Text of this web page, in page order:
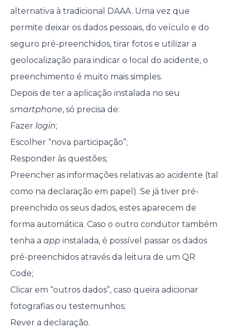
alternativa à tradicional DAAA. Uma vez que
permite deixar os dados pessoais, do veículo e do
seguro pré-preenchidos, tirar fotos e utilizar a
geolocalização para indicar o local do acidente, o
preenchimento é muito mais simples.
Depois de ter a aplicação instalada no seu
smartphone, só precisa de:
Fazer login;
Escolher “nova participação”;
Responder às questões;
Preencher as informações relativas ao acidente (tal
como na declaração em papel). Se já tiver pré-
preenchido os seus dados, estes aparecem de
forma automática. Caso o outro condutor também
tenha a appinstalada, é possível passar os dados
pré-preenchidos através da leitura de um QR
Code;
Clicar em “outros dados”, caso queira adicionar
fotografias ou testemunhos;
Rever a declaração.